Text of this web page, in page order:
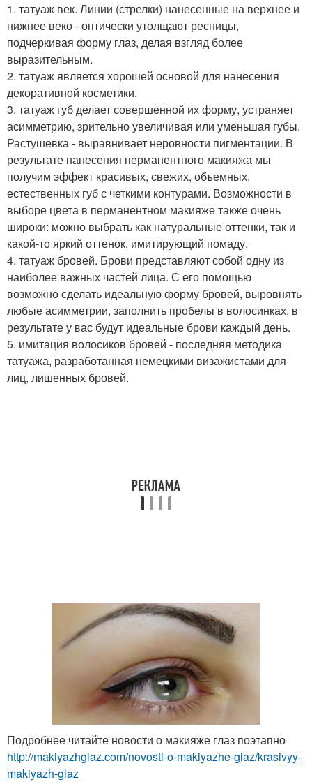
1. татуаж век. Линии (стрелки) нанесенные на верхнее и
нижнее веко - оптически утолщают ресницы,
подчеркивая форму глаз, делая взгляд более
выразительным.
2. татуаж является хорошей основой для нанесения
декоративной косметики.
3. татуаж губ делает совершенной их форму, устраняет
асимметрию, зрительно увеличивая или уменьшая губы.
Растушевка - выравнивает неровности пигментации. В
результате нанесения перманентного макияжа мы
получим эффект красивых, свежих, объемных,
естественных губ с четкими контурами. Возможности в
выборе цвета в перманентном макияже также очень
широки: можно выбрать как натуральные оттенки, так и
какой-то яркий оттенок, имитирующий помаду.
4. татуаж бровей. Брови представляют собой одну из
наиболее важных частей лица. С его помощью
возможно сделать идеальную форму бровей, выровнять
любые асимметрии, заполнить пробелы в волосинках, в
результате у вас будут идеальные брови каждый день.
5. имитация волосиков бровей - последняя методика
татуажа, разработанная немецкими визажистами для
лиц, лишенных бровей.
Подробнее читайте новости о макияже глаз поэтапно
http://makiyazhglaz.com/novosti-o-makiyazhe-glaz/krasivyy-
makiyazh-glaz